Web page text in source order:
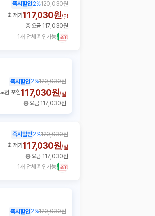
1개 업체 확인가능
즉시할인2%120,030원
최저가117,030원/일
총 요금 117,030원
즉시할인2%120,030원
보험 포함117,030원/일
총 요금 117,030원
1개 업체 확인가능
즉시할인2%120,030원
최저가117,030원/일
총 요금 117,030원
즉시할인2%120,030원